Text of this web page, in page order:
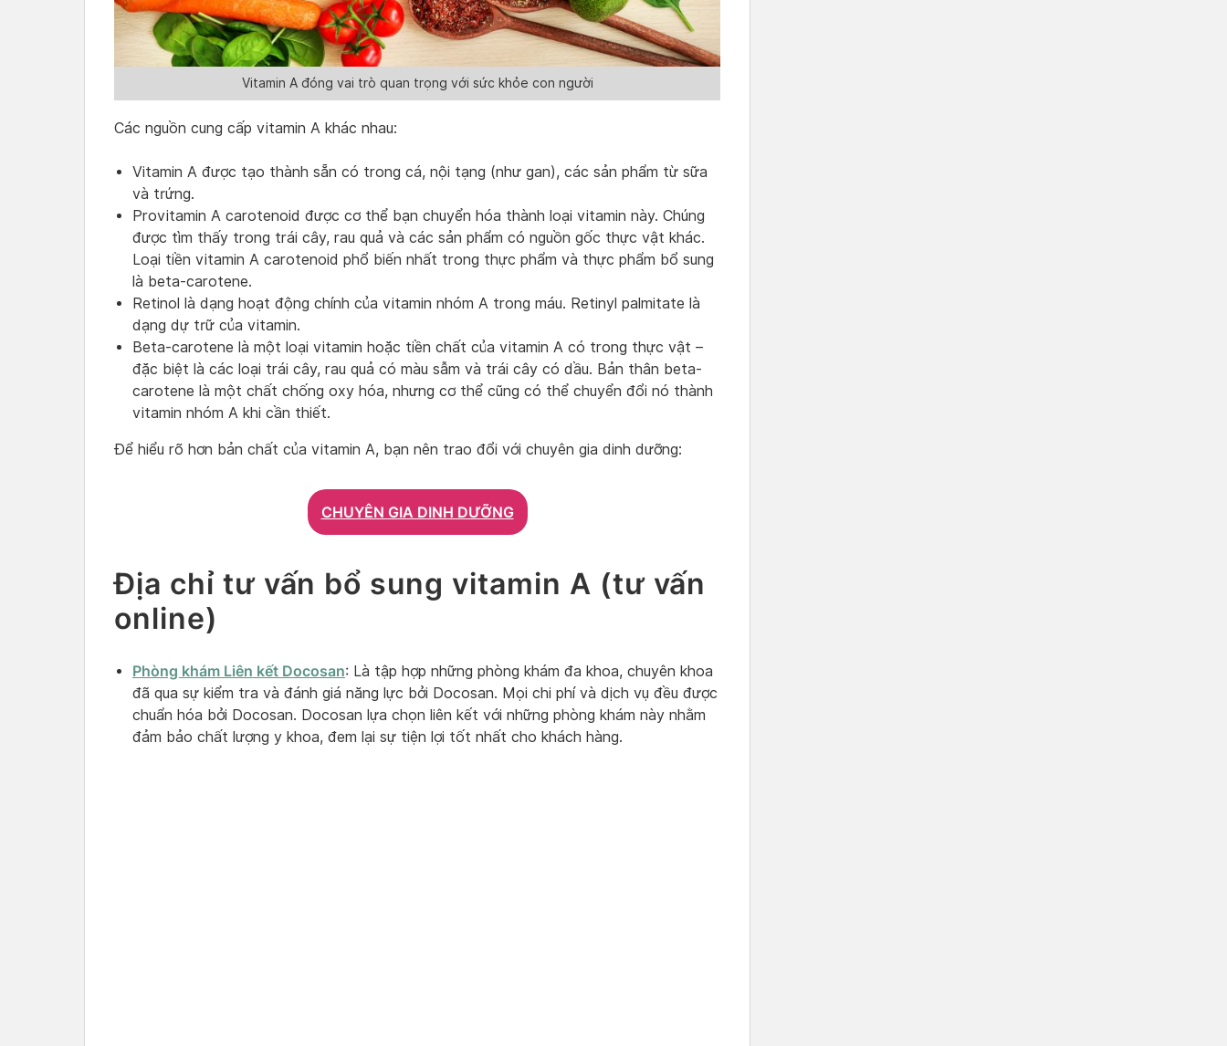
Vitamin A đóng vai trò quan trọng với sức khỏe con người
Các nguồn cung cấp vitamin A khác nhau:
Vitamin A được tạo thành sẵn có trong cá, nội tạng (như gan), các sản phẩm từ sữa
và trứng.
Provitamin A carotenoid được cơ thể bạn chuyển hóa thành loại vitamin này. Chúng
được tìm thấy trong trái cây, rau quả và các sản phẩm có nguồn gốc thực vật khác.
Loại tiền vitamin A carotenoid phổ biến nhất trong thực phẩm và thực phẩm bổ sung
là beta-carotene.
Retinol là dạng hoạt động chính của vitamin nhóm A trong máu. Retinyl palmitate là
dạng dự trữ của vitamin.
Beta-carotene là một loại vitamin hoặc tiền chất của vitamin A có trong thực vật –
đặc biệt là các loại trái cây, rau quả có màu sẫm và trái cây có dầu. Bản thân beta-
carotene là một chất chống oxy hóa, nhưng cơ thể cũng có thể chuyển đổi nó thành
vitamin nhóm A khi cần thiết.
Để hiểu rõ hơn bản chất của vitamin A, bạn nên trao đổi với chuyên gia dinh dưỡng:
CHUYÊN GIA DINH DƯỠNG
Địa chỉ tư vấn bổ sung vitamin A (tư vấn
online)
Phòng khám Liên kết Docosan: Là tập hợp những phòng khám đa khoa, chuyên khoa
đã qua sự kiểm tra và đánh giá năng lực bởi Docosan. Mọi chi phí và dịch vụ đều được
chuẩn hóa bởi Docosan. Docosan lựa chọn liên kết với những phòng khám này nhằm
đảm bảo chất lượng y khoa, đem lại sự tiện lợi tốt nhất cho khách hàng.